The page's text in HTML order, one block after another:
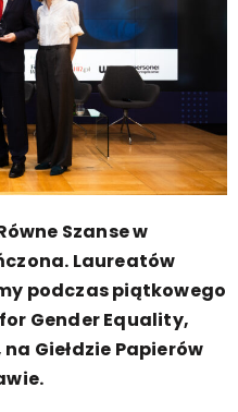
Szanse w
Laureatów
podczas piątkowego
Gender Equality,
Giełdzie Papierów